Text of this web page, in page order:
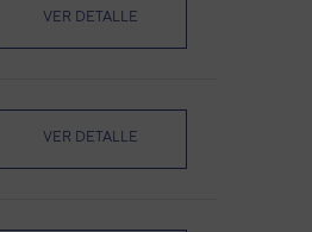
VER DETALLE
VER DETALLE